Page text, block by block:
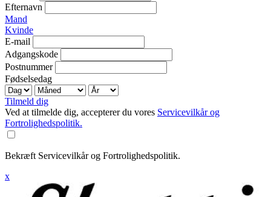
Efternavn
Mand
Kvinde
E-mail
Adgangskode
Postnummer
Fødselsedag
Tilmeld dig
Ved at tilmelde dig, accepterer du vores Servicevilkår og
Fortrolighedspolitik.
Bekræft Servicevilkår og Fortrolighedspolitik.
x